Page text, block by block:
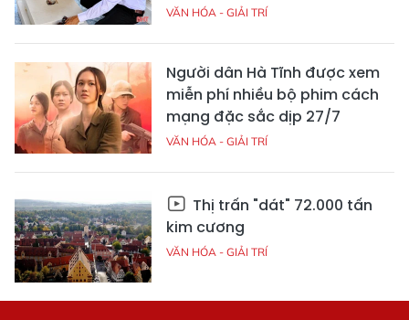
VĂN HÓA - GIẢI TRÍ
Người dân Hà Tĩnh được xem
miễn phí nhiều bộ phim cách
mạng đặc sắc dịp 27/7
VĂN HÓA - GIẢI TRÍ
Thị trấn "dát" 72.000 tấn
kim cương
VĂN HÓA - GIẢI TRÍ